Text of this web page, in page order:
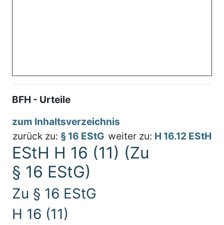
BFH - Urteile
zum Inhaltsverzeichnis
zurück zu: § 16 EStG weiter zu: H 16.12 EStH
EStH H 16 (11) (Zu
§ 16 EStG)
Zu § 16 EStG
H 16 (11)